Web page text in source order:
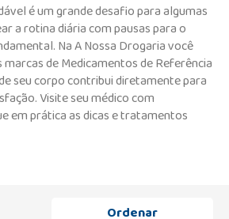
é um grande desafio para algumas
a rotina diária com pausas para o
Na A Nossa Drogaria você
de Medicamentos de Referência
seu corpo contribui diretamente para
Visite seu médico com
em prática as dicas e tratamentos